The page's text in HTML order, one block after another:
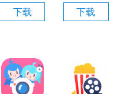
电脑版
「含模拟
下载
队电脑版
「含模拟
下载